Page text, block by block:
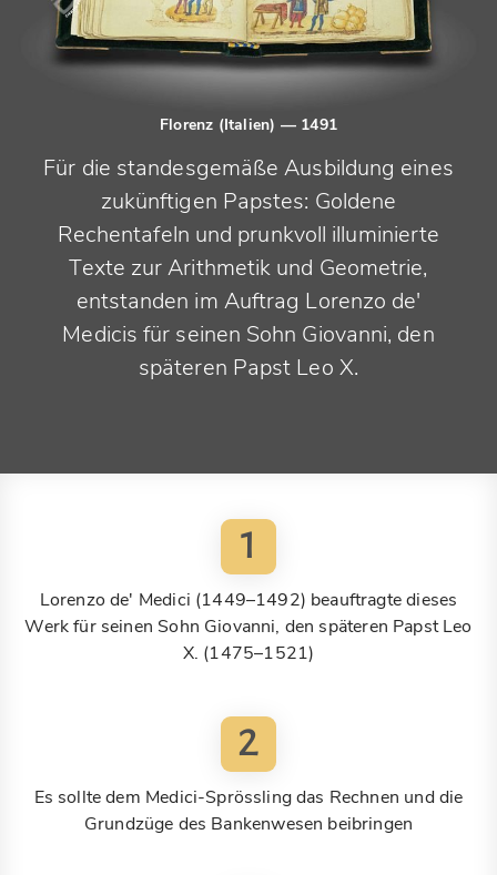
Florenz (Italien) — 1491
Für die standesgemäße Ausbildung eines
zukünftigen Papstes: Goldene
Rechentafeln und prunkvoll illuminierte
Texte zur Arithmetik und Geometrie,
entstanden im Auftrag Lorenzo de'
Medicis für seinen Sohn Giovanni, den
späteren Papst Leo X.
1
Lorenzo de' Medici (1449–1492) beauftragte dieses
Werk für seinen Sohn Giovanni, den späteren Papst Leo
X. (1475–1521)
2
Es sollte dem Medici-Sprössling das Rechnen und die
Grundzüge des Bankenwesen beibringen